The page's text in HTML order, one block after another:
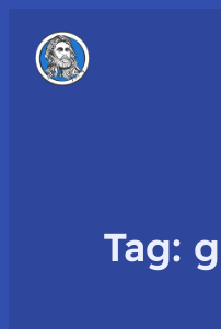
Tag: